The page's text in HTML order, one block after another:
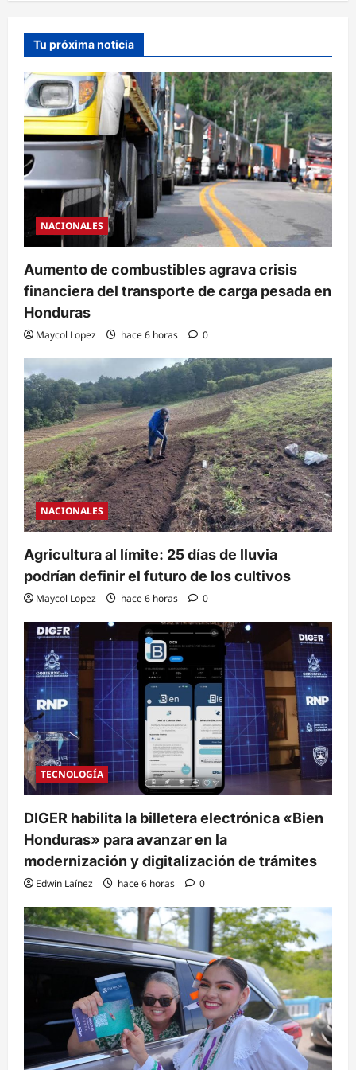
Tu próxima noticia
NACIONALES
Aumento de combustibles agrava crisis
financiera del transporte de carga pesada en
Honduras
Maycol Lopez hace 6 horas 0
NACIONALES
Agricultura al límite: 25 días de lluvia
podrían definir el futuro de los cultivos
Maycol Lopez hace 6 horas 0
TECNOLOGÍA
DIGER habilita la billetera electrónica «Bien
Honduras» para avanzar en la
modernización y digitalización de trámites
Edwin Laínez hace 6 horas 0